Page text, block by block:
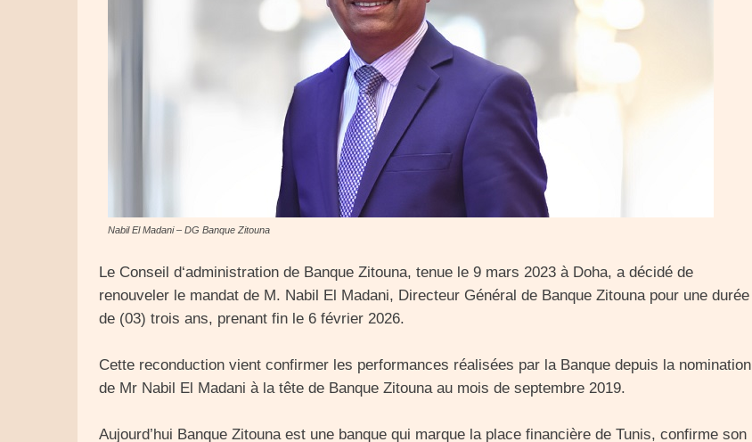
Nabil El Madani – DG Banque Zitouna
Le Conseil d‘administration de Banque Zitouna, tenue le 9 mars 2023 à Doha, a décidé de
renouveler le mandat de M. Nabil El Madani, Directeur Général de Banque Zitouna pour une durée
de (03) trois ans, prenant fin le 6 février 2026.
Cette reconduction vient confirmer les performances réalisées par la Banque depuis la nomination
de Mr Nabil El Madani à la tête de Banque Zitouna au mois de septembre 2019.
Aujourd’hui Banque Zitouna est une banque qui marque la place financière de Tunis, confirme son